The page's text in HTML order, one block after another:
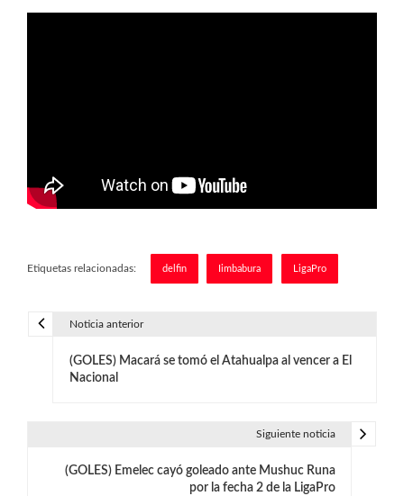
Etiquetas relacionadas: delfin Iimbabura LigaPro
Noticia anterior
(GOLES) Macará se tomó el Atahualpa al vencer a El
Nacional
Siguiente noticia
(GOLES) Emelec cayó goleado ante Mushuc Runa
por la fecha 2 de la LigaPro